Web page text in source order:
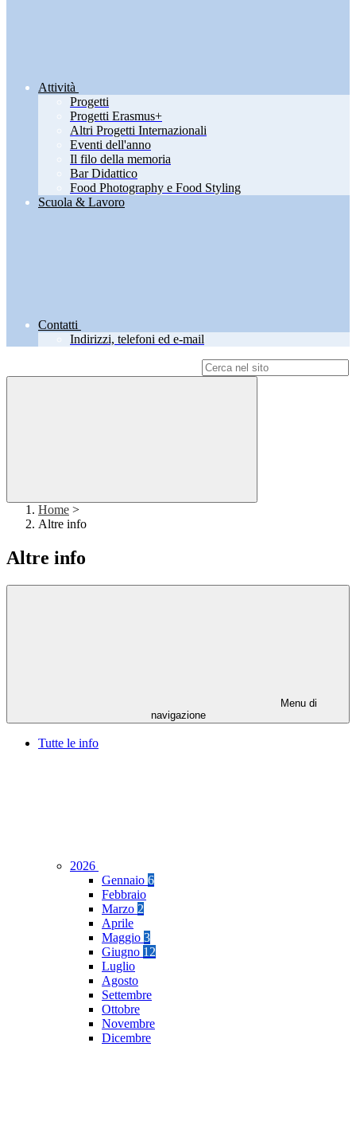
Attività
Progetti
Progetti Erasmus+
Altri Progetti Internazionali
Eventi dell'anno
Il filo della memoria
Bar Didattico
Food Photography e Food Styling
Scuola & Lavoro
Contatti
Indirizzi, telefoni ed e-mail
Home >
Altre info
Altre info
Menu di
navigazione
Tutte le info
2026
Gennaio 6
Febbraio
Marzo 2
Aprile
Maggio 3
Giugno 12
Luglio
Agosto
Settembre
Ottobre
Novembre
Dicembre